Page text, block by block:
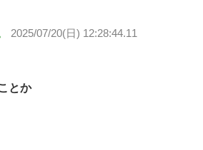
2025/07/20(日) 12:28:44.11
とか